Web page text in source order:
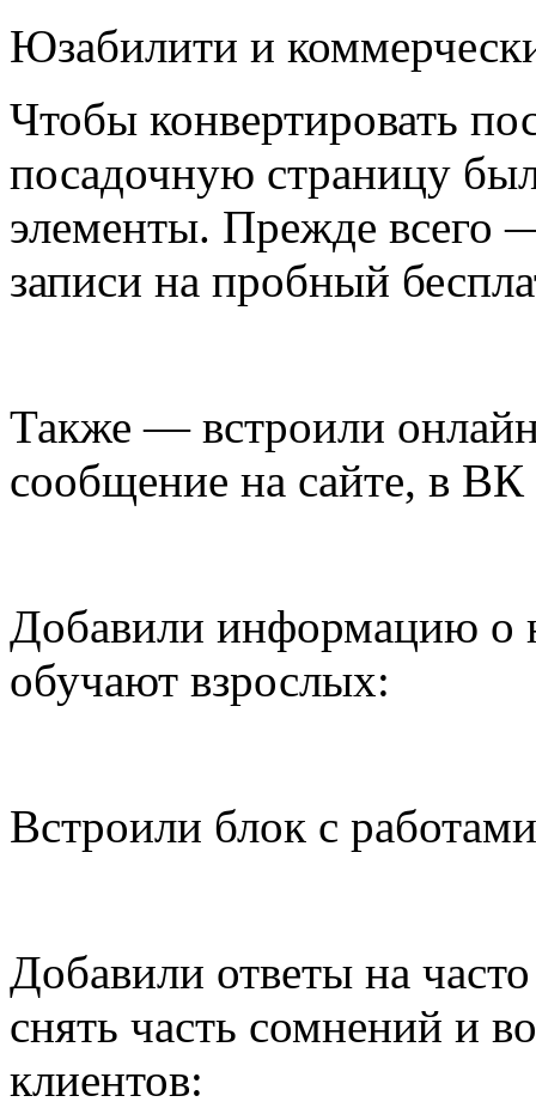
Юзабилити и
Чтобы конвертировать
посадочную страницу
элементы. Прежде всего
записи на пробный
Также — встроили
сообщение на сайте, в
Добавили информацию о
обучают взрослых:
Встроили блок с
Добавили ответы на
снять часть сомнений и
клиентов: